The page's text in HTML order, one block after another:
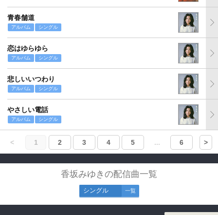
青春舗道
アルバム シングル
恋はゆらゆら
アルバム シングル
悲しいいつわり
アルバム シングル
やさしい電話
アルバム シングル
< 1 2 3 4 5 ... 6 >
香坂みゆきの配信曲一覧
シングル 一覧